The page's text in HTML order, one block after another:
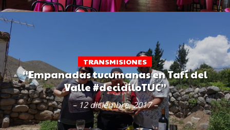
TRANSMISIONES
“Empanadas tucumanas en Tafí del
Valle #decidiloTUC”
– 12 diciembre, 2017 –